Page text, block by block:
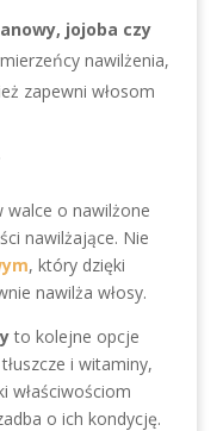
jojoba czy
nawilżenia,
zapewni włosom
walce o nawilżone
nawilżające. Nie
, który dzięki
nawilża włosy.
to kolejne opcje
i witaminy,
właściwościom
o ich kondycję.